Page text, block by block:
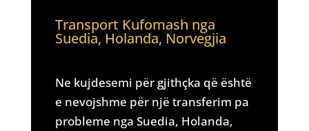
Transport Kufomash nga
Suedia, Holanda, Norvegjia
Ne kujdesemi për gjithçka që është
e nevojshme për një transferim pa
probleme nga Suedia, Holanda,